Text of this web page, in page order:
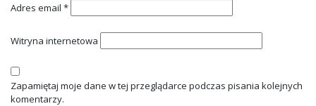
Adres email *
Witryna internetowa
Zapamiętaj moje dane w tej przeglądarce podczas pisania kolejnych
komentarzy.